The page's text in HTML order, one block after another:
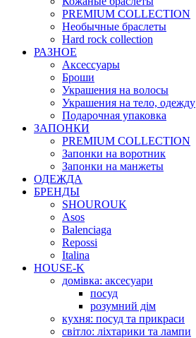
PREMIUM COLLECTION
Необычные браслеты
Hard rock collection
РАЗНОЕ
Аксессуары
Броши
Украшения на волосы
Украшения на тело, одежду
Подарочная упаковка
ЗАПОНКИ
PREMIUM COLLECTION
Запонки на воротник
Запонки на манжеты
ОДЕЖДА
БРЕНДЫ
SHOUROUK
Asos
Balenciaga
Repossi
Italina
HOUSE-K
домівка: аксесуари
посуд
розумний дім
кухня: посуд та прикраси
світло: ліхтарики та лампи